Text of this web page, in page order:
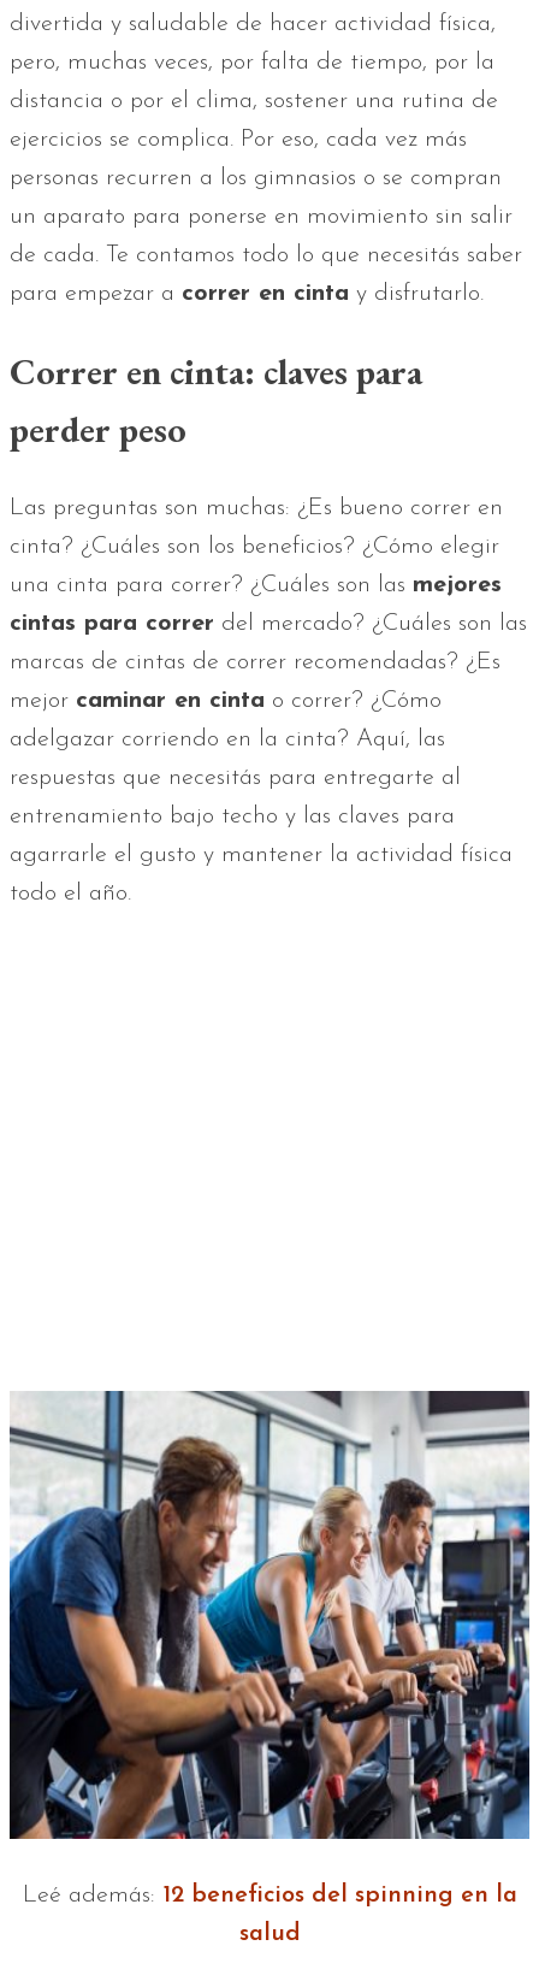
divertida y saludable de hacer actividad física,
pero, muchas veces, por falta de tiempo, por la
distancia o por el clima, sostener una rutina de
ejercicios se complica. Por eso, cada vez más
personas recurren a los gimnasios o se compran
un aparato para ponerse en movimiento sin salir
de cada. Te contamos todo lo que necesitás saber
para empezar a correr en cinta y disfrutarlo.
Correr en cinta: claves para
perder peso
Las preguntas son muchas: ¿Es bueno correr en
cinta? ¿Cuáles son los beneficios? ¿Cómo elegir
una cinta para correr? ¿Cuáles son las mejores
cintas para correr del mercado? ¿Cuáles son las
marcas de cintas de correr recomendadas? ¿Es
mejor caminar en cinta o correr? ¿Cómo
adelgazar corriendo en la cinta? Aquí, las
respuestas que necesitás para entregarte al
entrenamiento bajo techo y las claves para
agarrarle el gusto y mantener la actividad física
todo el año.
Leé además: 12 beneficios del spinning en la
salud